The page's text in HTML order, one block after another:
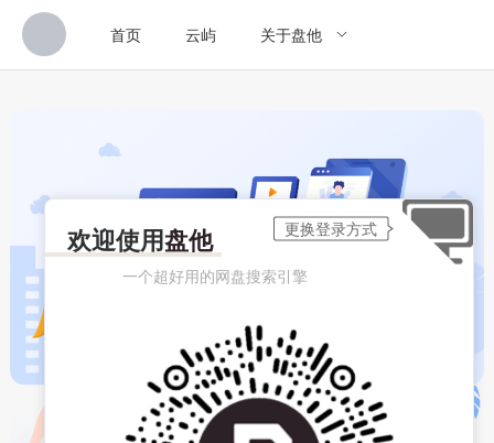
首页 云屿 关于盘他
欢迎使用盘他
一个超好用的网盘搜索引擎